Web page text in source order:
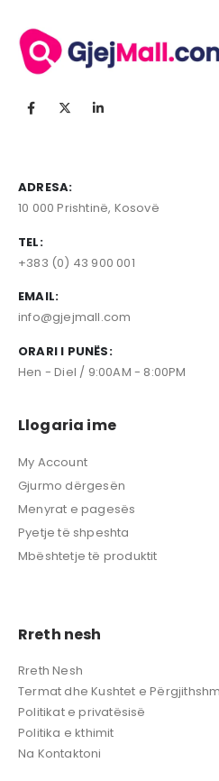
ADRESA:
10 000 Prishtinë, Kosovë
TEL:
+383 (0) 43 900 001
EMAIL:
info@gjejmall.com
ORARI I PUNËS:
Hen - Diel / 9:00AM - 8:00PM
Llogaria ime
My Account
Gjurmo dërgesën
Menyrat e pagesës
Pyetje të shpeshta
Mbështetje të produktit
Rreth nesh
Rreth Nesh
Termat dhe Kushtet e
Politikat e privatësisë
Politika e kthimit
Na Kontaktoni